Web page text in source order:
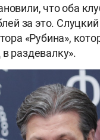
что оба
за это.
«Рубина»,
раздевалку».